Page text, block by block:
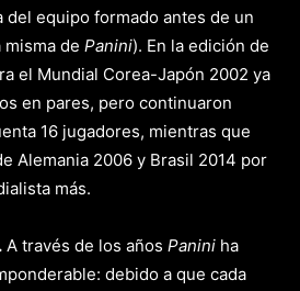
del equipo formado antes de un
de Panini). En la edición de
el Mundial Corea-Japón 2002 ya
en pares, pero continuaron
16 jugadores, mientras que
Alemania 2006 y Brasil 2014 por
más.
A través de los años Panini ha
debido a que cada